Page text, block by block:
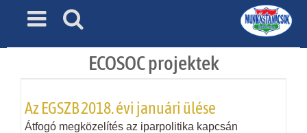
ECOSOC projektek
Az EGSZB 2018. évi januári ülése
Átfogó megközelítés az iparpolitika kapcsán